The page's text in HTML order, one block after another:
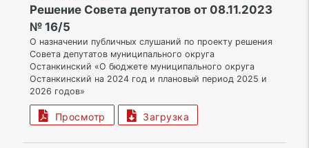
Решение Совета депутатов от 08.11.2023
№ 16/5
О назначении публичных слушаний по проекту решения
Совета депутатов муниципального округа
Останкинский «О бюджете муниципального округа
Останкинский на 2024 год и плановый период 2025 и
2026 годов»
Просмотр Загрузка